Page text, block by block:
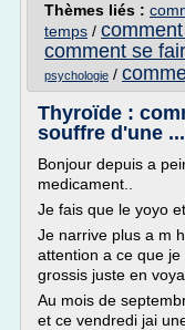
Thèmes liés :
temps /
comment se
psychologie /
Thyroïde :
souffre d'une ...
Bonjour depuis a
medicament..
Je fais que le yoyo
Je narrive plus a m
attention a ce que
grossis juste en
Au mois de
et ce vendredi jai